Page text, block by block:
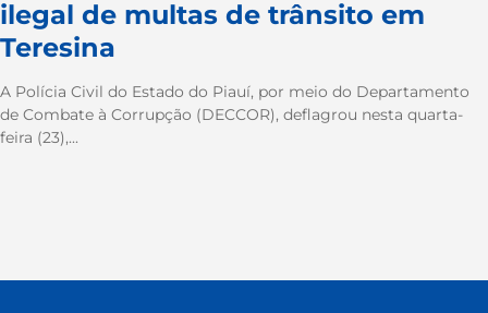
ilegal de multas de trânsito em
Teresina
A Polícia Civil do Estado do Piauí, por meio do Departamento
de Combate à Corrupção (DECCOR), deflagrou nesta quarta-
feira (23),...